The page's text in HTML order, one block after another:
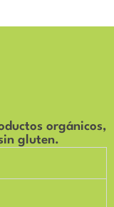
orgánicos,
gluten.